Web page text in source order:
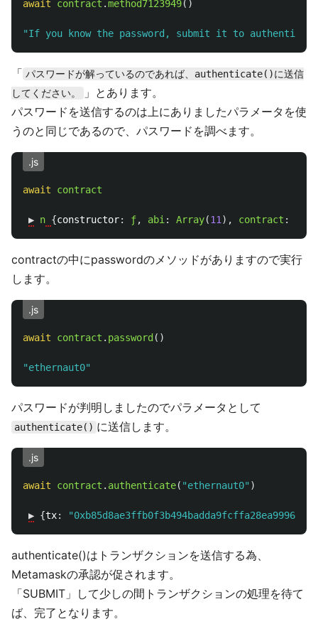
await contract .method7123949()
"If you know the password, submit it to
「 パスワードが解っているのであれば、authenticate()に送信
してください。
」とあります。
パスワードを送信するのは上にありましたパラメータを使
うのと同じであるので、パスワードを調べます。
.js
await contract
▶︎ n {constructor: ƒ, abi : Array(11 ), contract :
contractの中にpasswordのメソッドがありますので実行
します。
.js
await contract . password ()
"ethernaut0"
パスワードが判明しましたのでパラメータとして
authenticate() に送信します。
.js
await contract . authenticate( "ethernaut0" )
▶︎ {tx: "
authenticate()はトランザクションを送信する為、
Metamaskの承認が促されます。
「SUBMIT」して少しの間トランザクションの処理を待て
ば、完了となります。